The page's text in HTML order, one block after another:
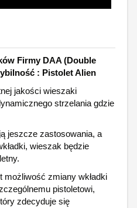
Firmy DAA (Double
: Pistolet Alien
jakości wieszaki
strzelania gdzie
jeszcze zastosowania, a
wieszak będzie
możliwość zmiany wkładki
pistoletowi,
zdecyduje się